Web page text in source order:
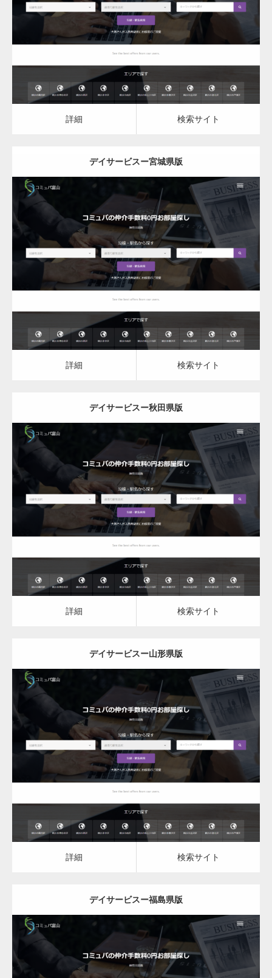
デイサービス
詳細 検索サイト
詳細 検索サイト
デイサービスー宮城県版
更新日： 2023.03.09
デイサービス
詳細 検索サイト
詳細 検索サイト
デイサービスー秋田県版
更新日： 2023.03.09
デイサービス
詳細 検索サイト
詳細 検索サイト
デイサービスー山形県版
更新日： 2023.03.09
デイサービス
詳細 検索サイト
詳細 検索サイト
デイサービスー福島県版
更新日： 2023.03.09